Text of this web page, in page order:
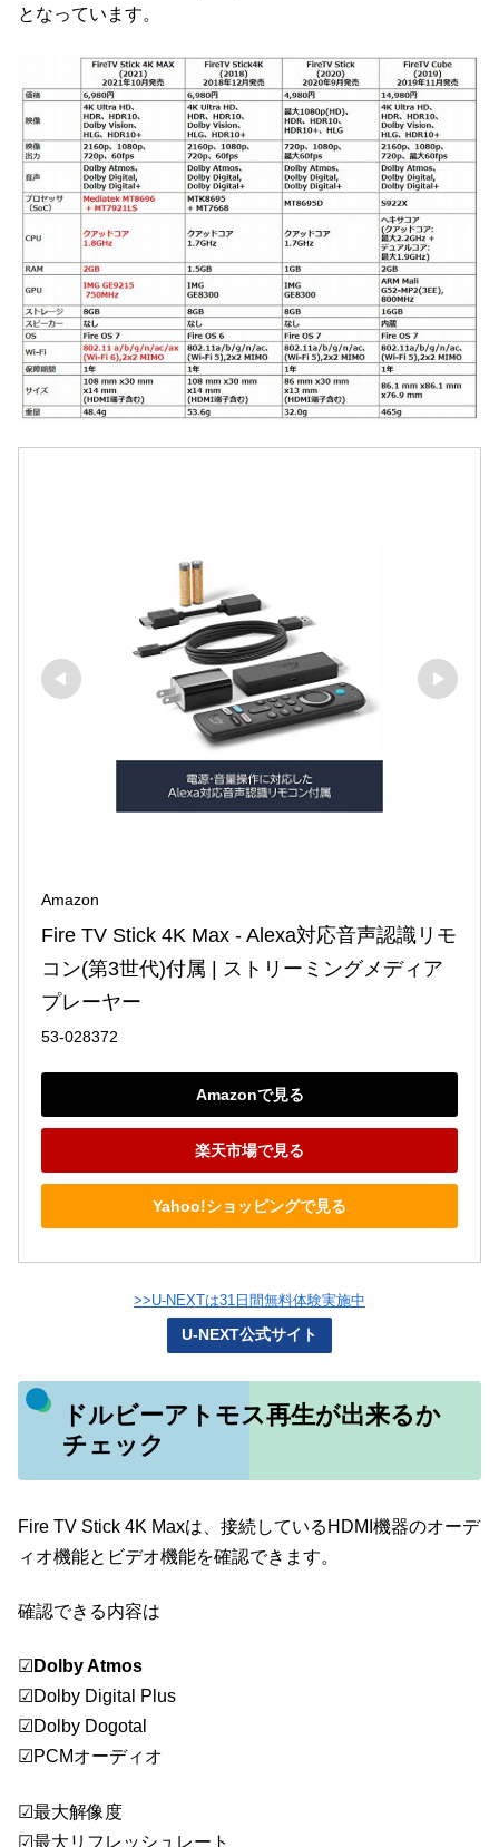
となっています。
Amazon
Fire TV Stick 4K Max - Alexa対応音声認識リモ
コン(第3世代)付属 | ストリーミングメディア
プレーヤー
53-028372
Amazonで見る
楽天市場で見る
Yahoo!ショッピングで見る
>>U-NEXTは31日間無料体験実施中
U-NEXT公式サイト
ドルビーアトモス再生が出来るか
チェック
Fire TV Stick 4K Maxは、接続しているHDMI機器のオーデ
ィオ機能とビデオ機能を確認できます。
確認できる内容は
☑ Dolby Atmos
☑Dolby Digital Plus
☑Dolby Dogotal
☑PCMオーディオ
☑最大解像度
☑最大リフレッシュレート